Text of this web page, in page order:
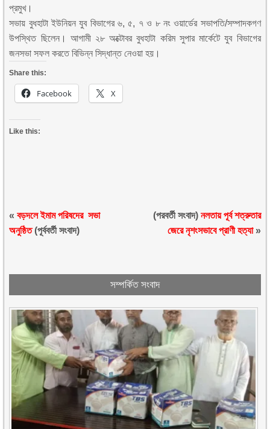
প্রমুখ।
সভায় বুধহাটা ইউনিয়ন যুব বিভাগের ৬, ৫, ৭ ও ৮ নং ওয়ার্ডের সভাপতি/সম্পাদকগণ
উপস্থিত ছিলেন। আগামী ২৮ অক্টোবর বুধহাটা করিম সুপার মার্কেটে যুব বিভাগের
জনসভা সফল করতে বিভিন্ন সিদ্ধান্ত নেওয়া হয়।
Share this:
Facebook X
Like this:
«বড়দলে ইমাম পরিষদের সভা
অনুষ্ঠিত(পূর্ববর্তী সংবাদ)
(পরবর্তী সংবাদ) নলতায় পূর্ব শত্রুতার
জেরে নৃশংসভাবে প্রাণী হত্যা»
সম্পর্কিত সংবাদ